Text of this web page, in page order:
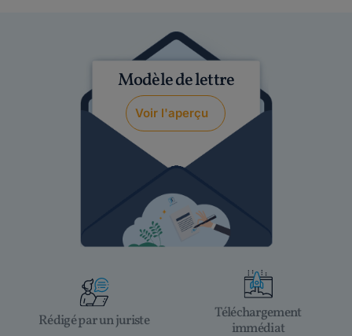
Modèle de lettre
Voir l'aperçu
Rédigé par un juriste
Téléchargement
immédiat